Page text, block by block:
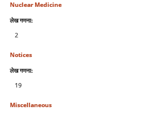
Nuclear Medicine
लेख गणना:
2
Notices
लेख गणना:
19
Miscellaneous